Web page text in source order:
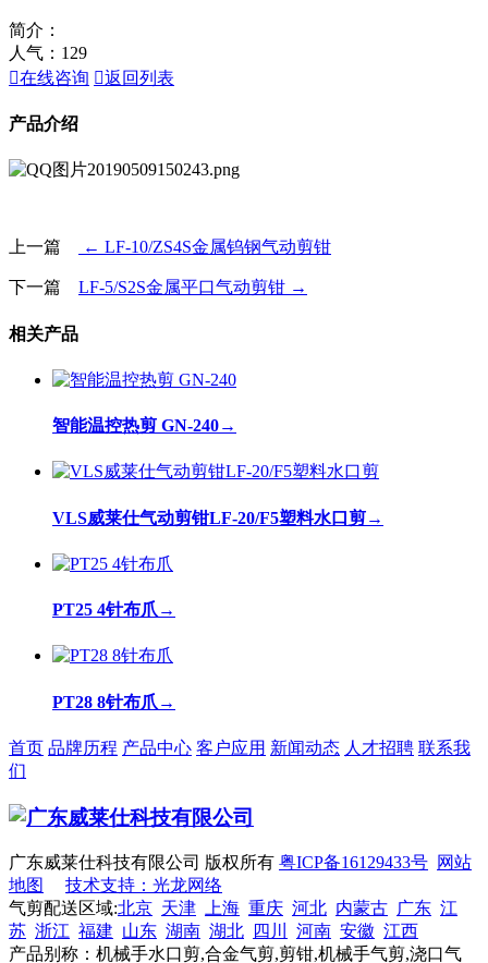
简介：
人气： 129
在线咨询 返回列表
产品介绍
上一篇 ← LF-10/ZS4S金属钨钢气动剪钳
下一篇 LF-5/S2S金属平口气动剪钳 →
相关产品
智能温控热剪 GN-240→
VLS威莱仕气动剪钳LF-20/F5塑料水口剪→
PT25 4针布爪 →
PT28 8针布爪 →
首页 品牌历程 产品中心 客户应用 新闻动态 人才招聘 联系我
们
广东威莱仕科技有限公司 版权所有 粤ICP备16129433号 网站
地图
技术支持：光龙网络
气剪配送区域:北京 天津 上海 重庆 河北 内蒙古 广东 江
苏 浙江 福建 山东 湖南 湖北 四川 河南 安徽 江西
产品别称：机械手水口剪,合金气剪,剪钳,机械手气剪,浇口气